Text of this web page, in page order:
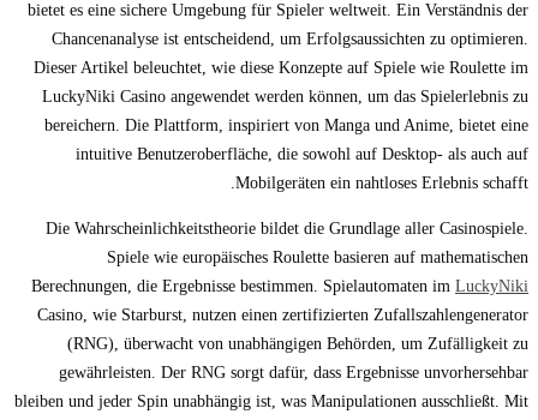
bietet es eine sichere Umgebung für Spieler weltweit. Ein Verständnis der
Chancenanalyse ist entscheidend, um Erfolgsaussichten zu optimieren.
Dieser Artikel beleuchtet, wie diese Konzepte auf Spiele wie Roulette im
LuckyNiki Casino angewendet werden können, um das Spielerlebnis zu
bereichern. Die Plattform, inspiriert von Manga und Anime, bietet eine
intuitive Benutzeroberfläche, die sowohl auf Desktop- als auch auf
Mobilgeräten ein nahtloses Erlebnis schafft.
Die Wahrscheinlichkeitstheorie bildet die Grundlage aller Casinospiele.
Spiele wie europäisches Roulette basieren auf mathematischen
Berechnungen, die Ergebnisse bestimmen. Spielautomaten im LuckyNiki
Casino, wie Starburst, nutzen einen zertifizierten Zufallszahlengenerator
(RNG), überwacht von unabhängigen Behörden, um Zufälligkeit zu
gewährleisten. Der RNG sorgt dafür, dass Ergebnisse unvorhersehbar
bleiben und jeder Spin unabhängig ist, was Manipulationen ausschließt. Mit